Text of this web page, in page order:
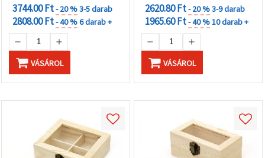
3744.00 Ft- 20 %3-5 darab
2808.00 Ft- 40 %6 darab +
VÁSÁROL
2620.80 Ft- 20 %3-9 darab
1965.60 Ft- 40 %10 darab +
VÁSÁROL